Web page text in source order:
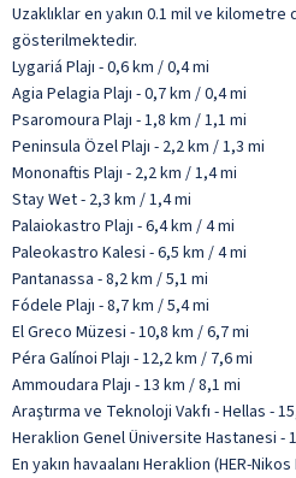
Uzaklıklar en yakın 0.1 mil ve
gösterilmektedir.
Lygariá Plajı - 0,6 km / 0,4 mi
Agia Pelagia Plajı - 0,7 km / 0,4 mi
Psaromoura Plajı - 1,8 km / 1,1 mi
Peninsula Özel Plajı - 2,2 km / 1,3 mi
Mononaftis Plajı - 2,2 km / 1,4 mi
Stay Wet - 2,3 km / 1,4 mi
Palaiokastro Plajı - 6,4 km / 4 mi
Paleokastro Kalesi - 6,5 km / 4 mi
Pantanassa - 8,2 km / 5,1 mi
Fódele Plajı - 8,7 km / 5,4 mi
El Greco Müzesi - 10,8 km / 6,7 mi
Péra Galínoi Plajı - 12,2 km / 7,6 mi
Ammoudara Plajı - 13 km / 8,1 mi
Araştırma ve Teknoloji Vakfı - Hellas -
Heraklion Genel Üniversite Hastanesi -
En yakın havaalanı Heraklion (HER-